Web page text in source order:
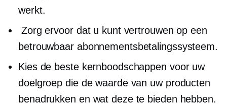
werkt.
Zorg ervoor dat u kunt vertrouwen op een
betrouwbaar abonnementsbetalingssysteem.
Kies de beste kernboodschappen voor uw
doelgroep die de waarde van uw producten
benadrukken en wat deze te bieden hebben.